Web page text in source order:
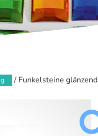
/ Funkelsteine glänzend